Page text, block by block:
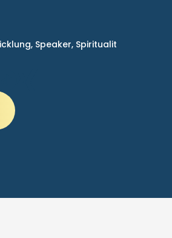
Speaker, Spiritualit